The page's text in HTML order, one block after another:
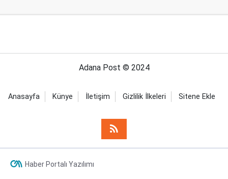
Adana Post © 2024
Anasayfa Künye İletişim Gizlilik İlkeleri Sitene Ekle
Haber Portalı Yazılımı